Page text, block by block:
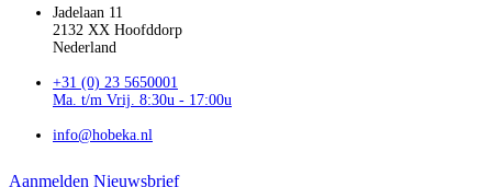
Jadelaan 11
2132 XX Hoofddorp
Nederland
+31 (0) 23 5650001
Ma. t/m Vrij. 8:30u - 17:00u
info@hobeka.nl
Aanmelden Nieuwsbrief